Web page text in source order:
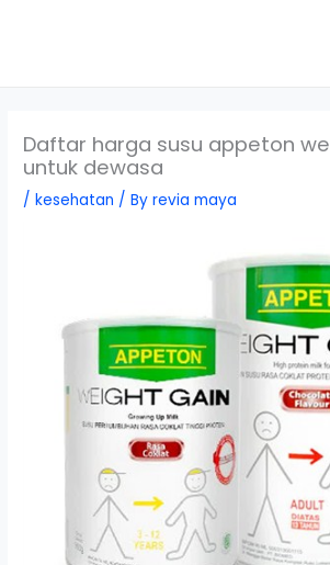
Daftar harga susu appeton
untuk dewasa
/kesehatan / Byrevia maya